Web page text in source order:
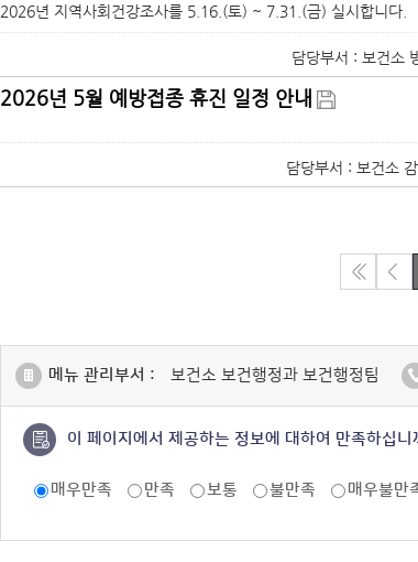
2026년 지역사회건강조사를 5.16.(토) ~ 7.31.(금) 실시합니다.
담당부서 : 보건소
2026년 5월 예방접종 휴진 일정 안내
담당부서 : 보건소
메뉴 관리부서 : 보건소 보건행정과 보건행정팀
이 페이지에서 제공하는 정보에 대하여 만족하십니
매우만족 만족 보통 불만족 매우불만